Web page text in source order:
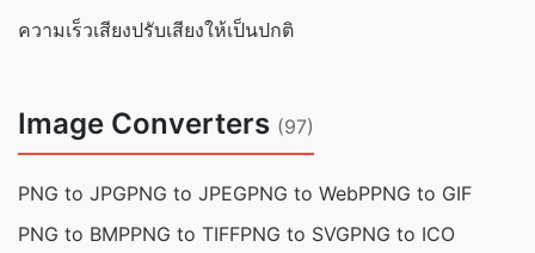
ความเร็วเสียงปรับเสียงให้เป็นปกติ
Image Converters (97)
PNG to JPGPNG to JPEGPNG to WebPPNG to GIF
PNG to BMPPNG to TIFFPNG to SVGPNG to ICO